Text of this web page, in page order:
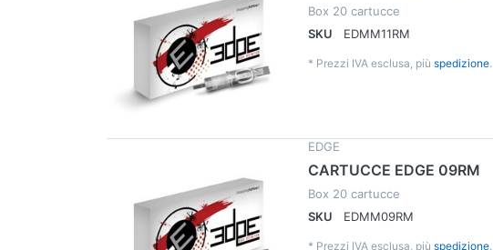
Box 20 cartucce
SKU
EDMM11RM
* Prezzi IVA esclusa, più spedizione.
EDGE
CARTUCCE EDGE 09RM
Box 20 cartucce
SKU
EDMM09RM
* Prezzi IVA esclusa, più spedizione.